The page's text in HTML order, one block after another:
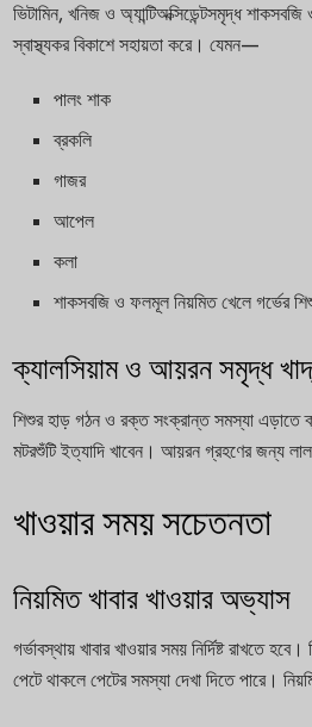
ভিটামিন, খনিজ ও অ্যান্টিঅক্সিডেন্টসমৃদ্ধ
স্বাস্থ্যকর বিকাশে সহায়তা করে। যেমন—
পালং শাক
ব্রকলি
গাজর
আপেল
কলা
শাকসবজি ও ফলমূল নিয়মিত খেলে গর্ভের
ক্যালসিয়াম ও আয়রন সমৃদ্ধ
শিশুর হাড় গঠন ও রক্ত সংক্রান্ত সমস্যা এড়াতে
মটরশুঁটি ইত্যাদি খাবেন। আয়রন গ্রহণের জন্য
খাওয়ার সময় সচেতনতা
নিয়মিত খাবার খাওয়ার অভ্যাস
গর্ভাবস্থায় খাবার খাওয়ার সময় নির্দিষ্ট রাখতে
পেটে থাকলে পেটের সমস্যা দেখা দিতে পারে।